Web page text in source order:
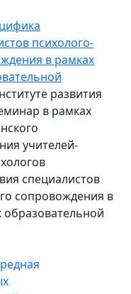
психолого-
в рамках
развития
в рамках
учителей-
специалистов
сопровождения в